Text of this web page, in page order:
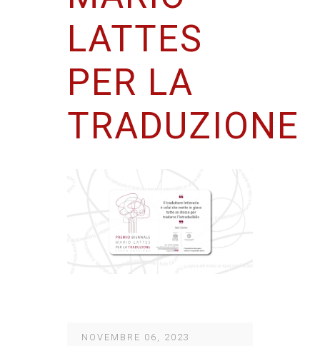
LATTES
PER LA
TRADUZIONE
NOVEMBRE 06, 2023